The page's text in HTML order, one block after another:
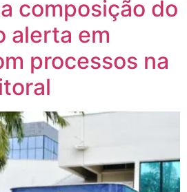
composição do
alerta em
processos na